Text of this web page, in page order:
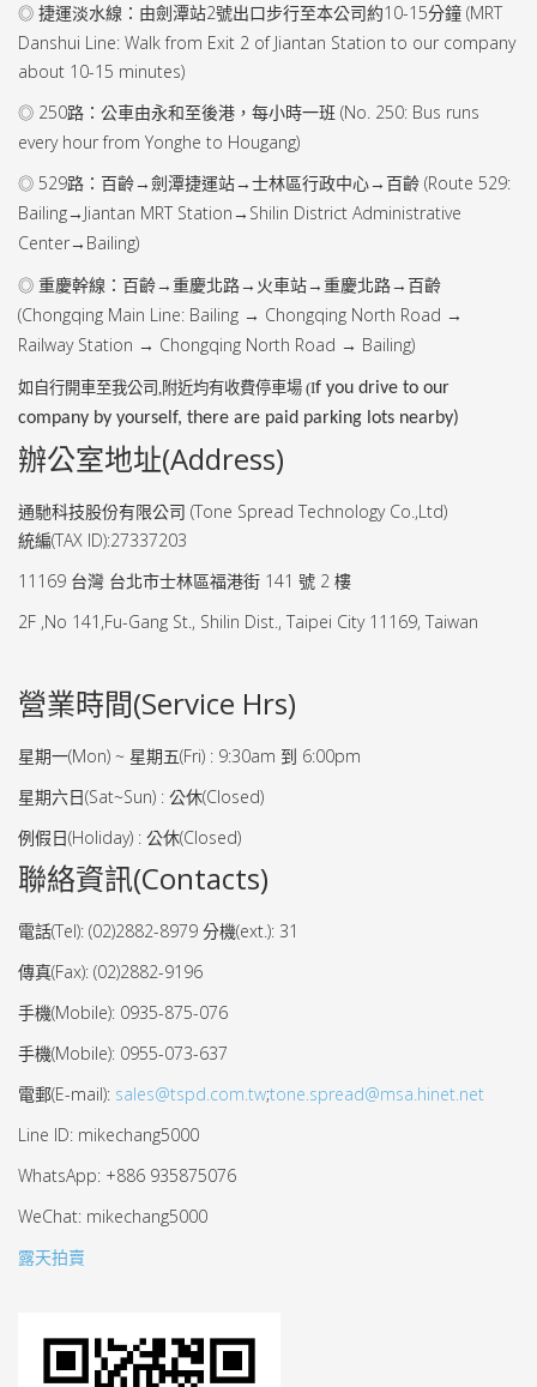
◎ 捷運淡水線：由劍潭站2號出口步行至本公司約10-15分鐘 (MRT
Danshui Line: Walk from Exit 2 of Jiantan Station to our company
about 10-15 minutes)
◎ 250路：公車由永和至後港，每小時一班 (No. 250: Bus runs
every hour from Yonghe to Hougang)
◎ 529路：百齡→劍潭捷運站→士林區行政中心→百齡 (Route 529:
Bailing→ Jiantan MRT Station → Shilin District Administrative
Center→ Bailing)
◎ 重慶幹線：百齡→重慶北路→火車站→重慶北路→百齡
(Chongqing Main Line: Bailing → Chongqing North Road →
Railway Station → Chongqing North Road → Bailing)
如自行開車至我公司 ,附近均有收費停車場 (If you drive to our
company by yourself, there are paid parking lots nearby)
辦公室地址(Address)
通馳科技股份有限公司 (Tone Spread Technology Co.,Ltd)
統編(TAX ID):27337203
11169 台灣 台北市士林區福港街 141 號 2 樓
2F ,No 141,Fu-Gang St., Shilin Dist., Taipei City 11169, Taiwan
營業時間(Service Hrs)
星期一(Mon) ~ 星期五(Fri) : 9:30am 到 6:00pm
星期六日(Sat~Sun) : 公休(Closed)
例假日(Holiday) : 公休(Closed)
聯絡資訊(Contacts)
電話(Tel): (02)2882-8979 分機(ext.): 31
傳真(Fax): (02)2882-9196
手機(Mobile): 0935-875-076
手機(Mobile): 0955-073-637
電郵(E-mail): sales@tspd.com.tw;tone.spread@msa.hinet.net
Line ID: mikechang5000
WhatsApp: +886 935875076
WeChat: mikechang5000
露天拍賣